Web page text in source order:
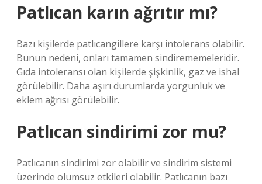
Patlıcan karın ağrıtır mı?
Bazı kişilerde patlıcangillere karşı intolerans olabilir.
Bunun nedeni, onları tamamen sindirememeleridir.
Gıda intoleransı olan kişilerde şişkinlik, gaz ve ishal
görülebilir. Daha aşırı durumlarda yorgunluk ve
eklem ağrısı görülebilir.
Patlıcan sindirimi zor mu?
Patlıcanın sindirimi zor olabilir ve sindirim sistemi
üzerinde olumsuz etkileri olabilir. Patlıcanın bazı